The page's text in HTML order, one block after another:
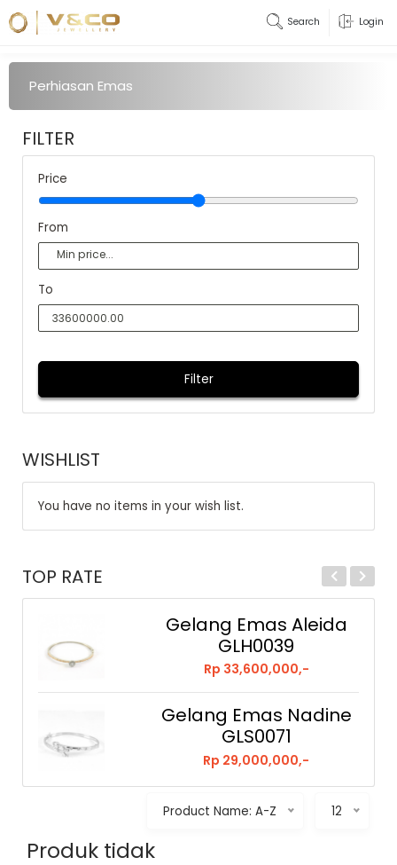
Search Login
Perhiasan Emas
FILTER
Price
From
To
Filter
WISHLIST
You have no items in your wish list.
TOP RATE
Gelang Emas Aleida
GLH0039
Rp 33,600,000,-
Gelang Emas Nadine
GLS0071
Rp 29,000,000,-
Product Name: A-Z 12
Produk tidak